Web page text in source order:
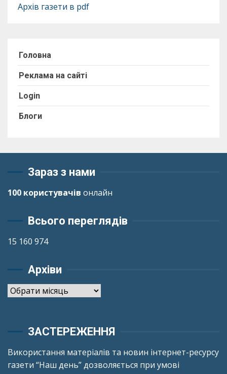
Архів газети в pdf
Головна
Реклама на сайті
Login
Блоги
Зараз з нами
100 користувачів онлайн
Всього переглядів
15 160 974
Архіви
Архіви
ЗАСТЕРЕЖЕННЯ
Використання матеріалів та новин інтернет-ресурсу
газети “Наш день” дозволяється при умові